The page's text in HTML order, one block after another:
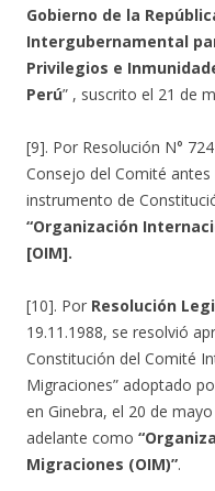
Gobierno de la
Intergubernamental
Privilegios e
Perú” , suscrito el 21 de
[9]. Por Resolución N°
Consejo del Comité
instrumento de
“Organización
[OIM].
[10]. Por Resolución
19.11.1988, se resolvió
Constitución del Comité
Migraciones” adoptado
en Ginebra, el 20 de
adelante como
Migraciones (OIM)”.